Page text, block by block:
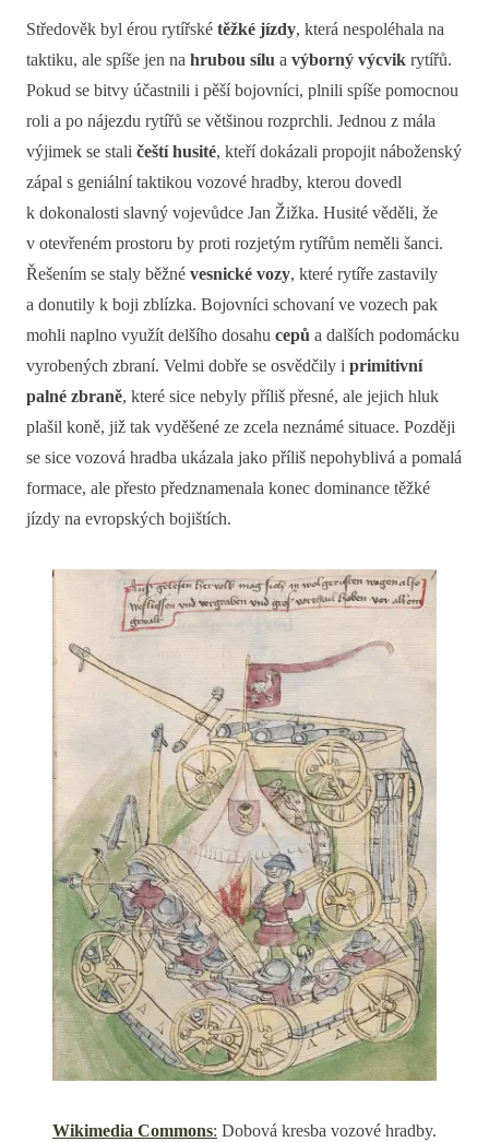
Středověk byl érou rytířské těžké jízdy, která nespoléhala na
taktiku, ale spíše jen na hrubou sílu a výborný výcvik rytířů.
Pokud se bitvy účastnili i pěší bojovníci, plnili spíše pomocnou
roli a po nájezdu rytířů se většinou rozprchli. Jednou z mála
výjimek se stali čeští husité, kteří dokázali propojit náboženský
zápal s geniální taktikou vozové hradby, kterou dovedl
k dokonalosti slavný vojevůdce Jan Žižka. Husité věděli, že
v otevřeném prostoru by proti rozjetým rytířům neměli šanci.
Řešením se staly běžné vesnické vozy, které rytíře zastavily
a donutily k boji zblízka. Bojovníci schovaní ve vozech pak
mohli naplno využít delšího dosahu cepů a dalších podomácku
vyrobených zbraní. Velmi dobře se osvědčily i primitivní
palné zbraně, které sice nebyly příliš přesné, ale jejich hluk
plašil koně, již tak vyděšené ze zcela neznámé situace. Později
se sice vozová hradba ukázala jako příliš nepohyblivá a pomalá
formace, ale přesto předznamenala konec dominance těžké
jízdy na evropských bojištích.
Wikimedia Commons: Dobová kresba vozové hradby.